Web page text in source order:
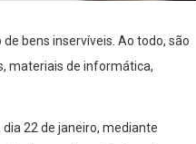
bens inservíveis. Ao todo, são
materiais de informática,
22 de janeiro, mediante